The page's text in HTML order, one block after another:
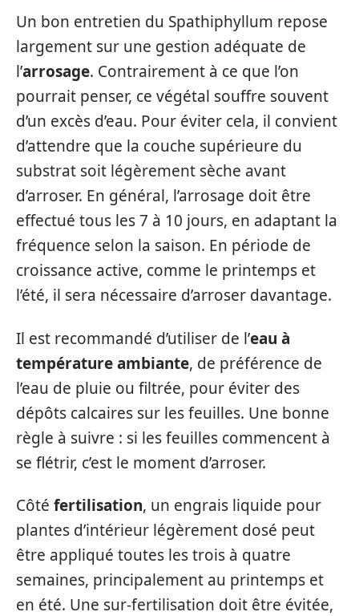
Un bon entretien du Spathiphyllum repose
largement sur une gestion adéquate de
l’arrosage. Contrairement à ce que l’on
pourrait penser, ce végétal souffre souvent
d’un excès d’eau. Pour éviter cela, il convient
d’attendre que la couche supérieure du
substrat soit légèrement sèche avant
d’arroser. En général, l’arrosage doit être
effectué tous les 7 à 10 jours, en adaptant la
fréquence selon la saison. En période de
croissance active, comme le printemps et
l’été, il sera nécessaire d’arroser davantage.
Il est recommandé d’utiliser de l’eau à
température ambiante, de préférence de
l’eau de pluie ou filtrée, pour éviter des
dépôts calcaires sur les feuilles. Une bonne
règle à suivre : si les feuilles commencent à
se flétrir, c’est le moment d’arroser.
Côté fertilisation, un engrais liquide pour
plantes d’intérieur légèrement dosé peut
être appliqué toutes les trois à quatre
semaines, principalement au printemps et
en été. Une sur-fertilisation doit être évitée,